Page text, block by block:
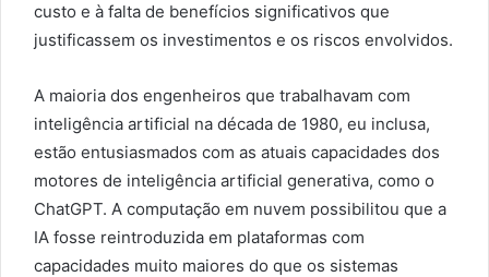
custo e à falta de benefícios significativos que
justificassem os investimentos e os riscos envolvidos.
A maioria dos engenheiros que trabalhavam com
inteligência artificial na década de 1980, eu inclusa,
estão entusiasmados com as atuais capacidades dos
motores de inteligência artificial generativa, como o
ChatGPT. A computação em nuvem possibilitou que a
IA fosse reintroduzida em plataformas com
capacidades muito maiores do que os sistemas